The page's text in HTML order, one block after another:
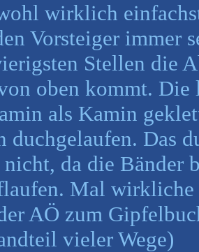
wirklich
Vorsteiger immer
Stellen die
oben kommt.
als Kamin
duchgelaufen. Das
nicht, da die Bänder
Mal
AÖ zum
vieler Wege)